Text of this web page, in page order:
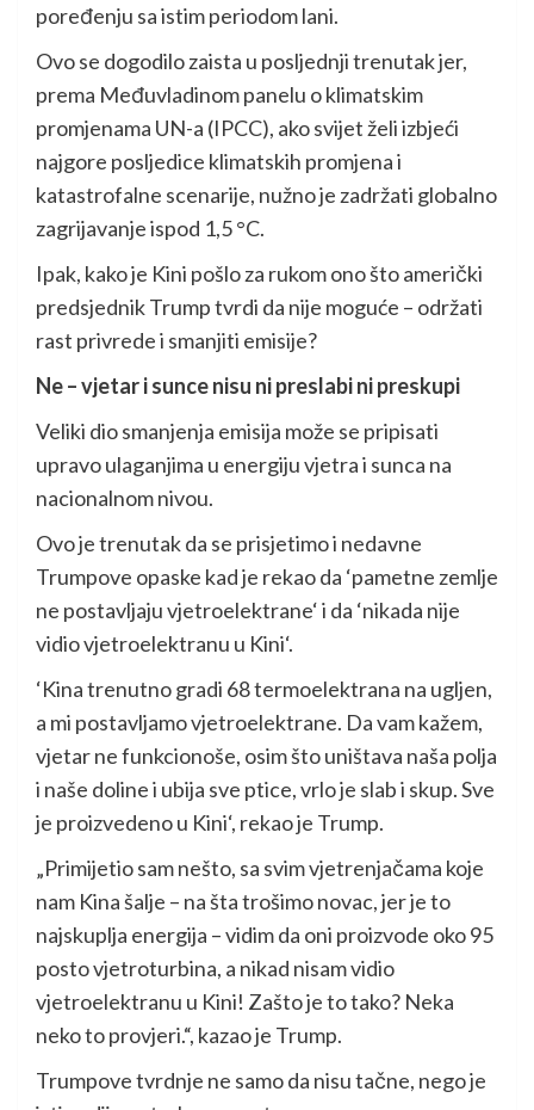
poređenju sa istim periodom lani.
Ovo se dogodilo zaista u posljednji trenutak jer,
prema Međuvladinom panelu o klimatskim
promjenama UN-a (IPCC), ako svijet želi izbjeći
najgore posljedice klimatskih promjena i
katastrofalne scenarije, nužno je zadržati globalno
zagrijavanje ispod 1,5 °C.
Ipak, kako je Kini pošlo za rukom ono što američki
predsjednik Trump tvrdi da nije moguće – održati
rast privrede i smanjiti emisije?
Ne – vjetar i sunce nisu ni preslabi ni preskupi
Veliki dio smanjenja emisija može se pripisati
upravo ulaganjima u energiju vjetra i sunca na
nacionalnom nivou.
Ovo je trenutak da se prisjetimo i nedavne
Trumpove opaske kad je rekao da ‘pametne zemlje
ne postavljaju vjetroelektrane‘ i da ‘nikada nije
vidio vjetroelektranu u Kini‘.
‘Kina trenutno gradi 68 termoelektrana na ugljen,
a mi postavljamo vjetroelektrane. Da vam kažem,
vjetar ne funkcionoše, osim što uništava naša polja
i naše doline i ubija sve ptice, vrlo je slab i skup. Sve
je proizvedeno u Kini‘, rekao je Trump.
„Primijetio sam nešto, sa svim vjetrenjačama koje
nam Kina šalje – na šta trošimo novac, jer je to
najskuplja energija – vidim da oni proizvode oko 95
posto vjetroturbina, a nikad nisam vidio
vjetroelektranu u Kini! Zašto je to tako? Neka
neko to provjeri.“, kazao je Trump.
Trumpove tvrdnje ne samo da nisu tačne, nego je